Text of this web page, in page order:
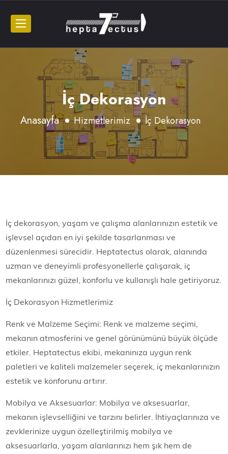
İç Dekorasyon
Anasayfa Hizmetlerimiz İç Dekorasyon
İç dekorasyon, yaşam ve çalışma alanlarınızın estetik ve
işlevsel açıdan en iyi şekilde tasarlanması ve
düzenlenmesi sürecidir. Heptatectus olarak, alanında
uzman ve deneyimli profesyonellerle çalışarak, iç
mekanlarınızı güzel, konforlu ve kullanışlı hale getiriyoruz.
İç Dekorasyon Hizmetlerimiz
Renk ve Malzeme Seçimi: Renk ve malzeme seçimi,
mekanın atmosferini ve genel görünümünü büyük ölçüde
etkiler. Heptatectus ekibi, mekanınıza uygun renk
paletleri ve kaliteli malzemeler seçerek, iç mekanlarınızın
estetik ve konforunu artırır.
Mobilya ve Aksesuarlar: Mobilya ve aksesuarlar,
mekanın işlevselliğini ve tarzını belirler. İhtiyaçlarınıza ve
zevklerinize uygun özelleştirilmiş mobilya ve
aksesuarlarla, yaşam alanlarınızı hem şık hem de